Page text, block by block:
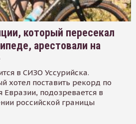
который пересекал
арестовали на
в СИЗО Уссурийска.
хотел поставить рекорд по
Евразии, подозревается в
российской границы